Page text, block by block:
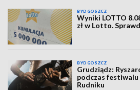
BYDGOSZCZ
Wyniki LOTTO
zł w Lotto.
BYDGOSZCZ
Grudziądz:
podczas festiwalu
Rudniku